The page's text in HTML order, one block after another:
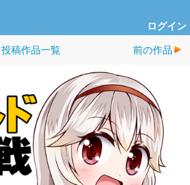
ログイン
投稿作品一覧 前の作品